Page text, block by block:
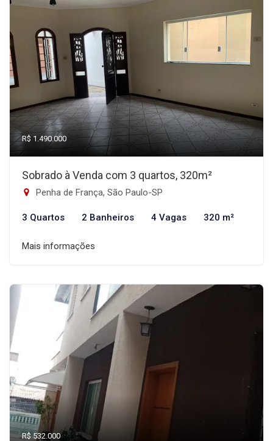
R$ 1.490.000
Sobrado à Venda com 3 quartos, 320m²
Penha de França, São Paulo-SP
3 Quartos 2 Banheiros 4 Vagas 320 m²
Mais informações
R$ 532.000